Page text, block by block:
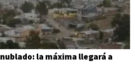
la máxima llegará a